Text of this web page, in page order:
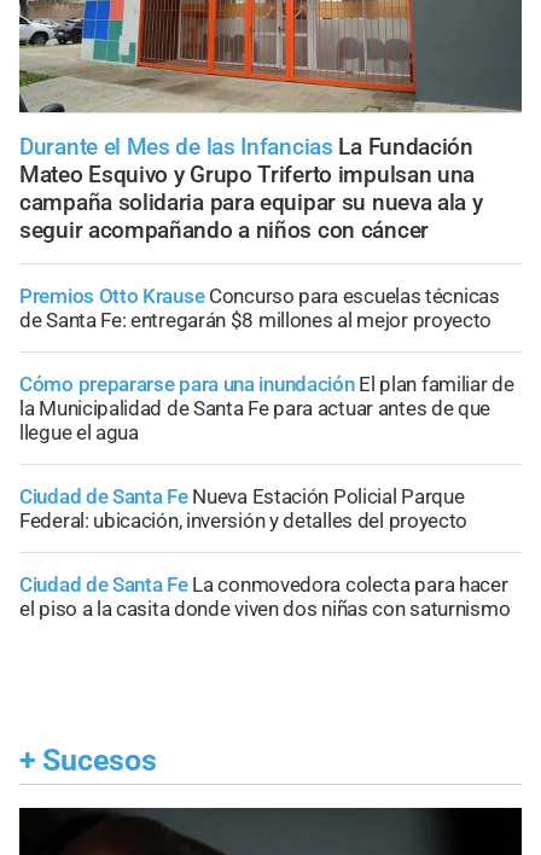
Durante el Mes de las Infancias La Fundación
Mateo Esquivo y Grupo Triferto impulsan una
campaña solidaria para equipar su nueva ala y
seguir acompañando a niños con cáncer
Premios Otto Krause Concurso para escuelas técnicas
de Santa Fe: entregarán $8 millones al mejor proyecto
Cómo prepararse para una inundación El plan familiar de
la Municipalidad de Santa Fe para actuar antes de que
llegue el agua
Ciudad de Santa Fe Nueva Estación Policial Parque
Federal: ubicación, inversión y detalles del proyecto
Ciudad de Santa Fe La conmovedora colecta para hacer
el piso a la casita donde viven dos niñas con saturnismo
+ Sucesos